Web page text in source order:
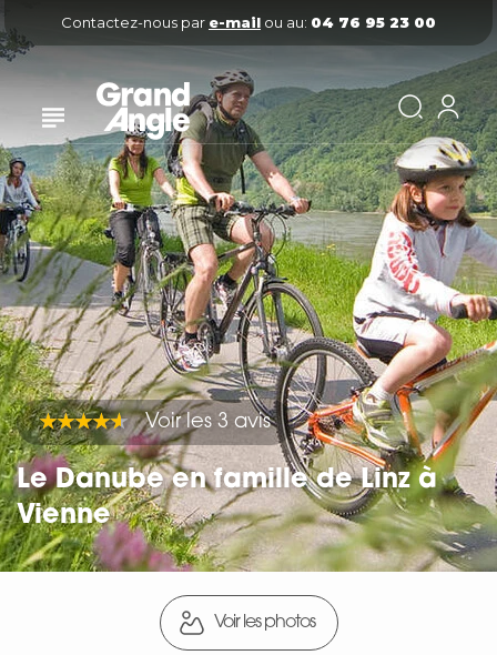
Contactez-nous par e-mail ou au: 04 76 95 23 00
Voir les 3 avis
Le Danube en famille de Linz à
Vienne
Voir les photos